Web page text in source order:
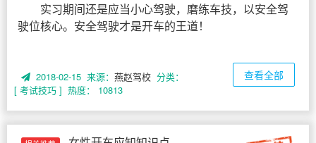
实习期间还是应当小心驾驶，磨练车技，以安全驾
驶位核心。安全驾驶才是开车的王道！
2018-02-15 来源：燕赵驾校 分类：
[ 考试技巧 ] 热度： 10813
查看全部